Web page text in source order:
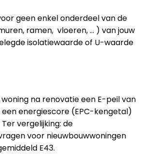
geen enkel onderdeel van de
ramen, vloeren, … ) van jouw
isolatiewaarde of U-waarde
na renovatie een E-peil van
een energiescore (EPC-kengetal)
vergelijking: de
voor nieuwbouwwoningen
E43.